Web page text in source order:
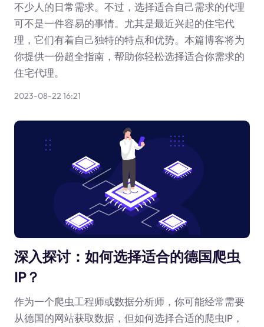
不少人的日常需求。不过，选择适合自己需求的代理
可不是一件容易的事情。尤其是最近兴起的住宅代
理，它们有着自己独特的特点和优势。本篇博客将为
你提供一份超全指南，帮助你轻松选择适合你需求的
住宅代理。
2023-08-22 16:21
深入探讨：如何选择适合的德国爬虫
IP？
作为一个爬虫工程师或数据分析师，你可能经常需要
从德国的网站获取数据，但如何选择合适的爬虫IP，